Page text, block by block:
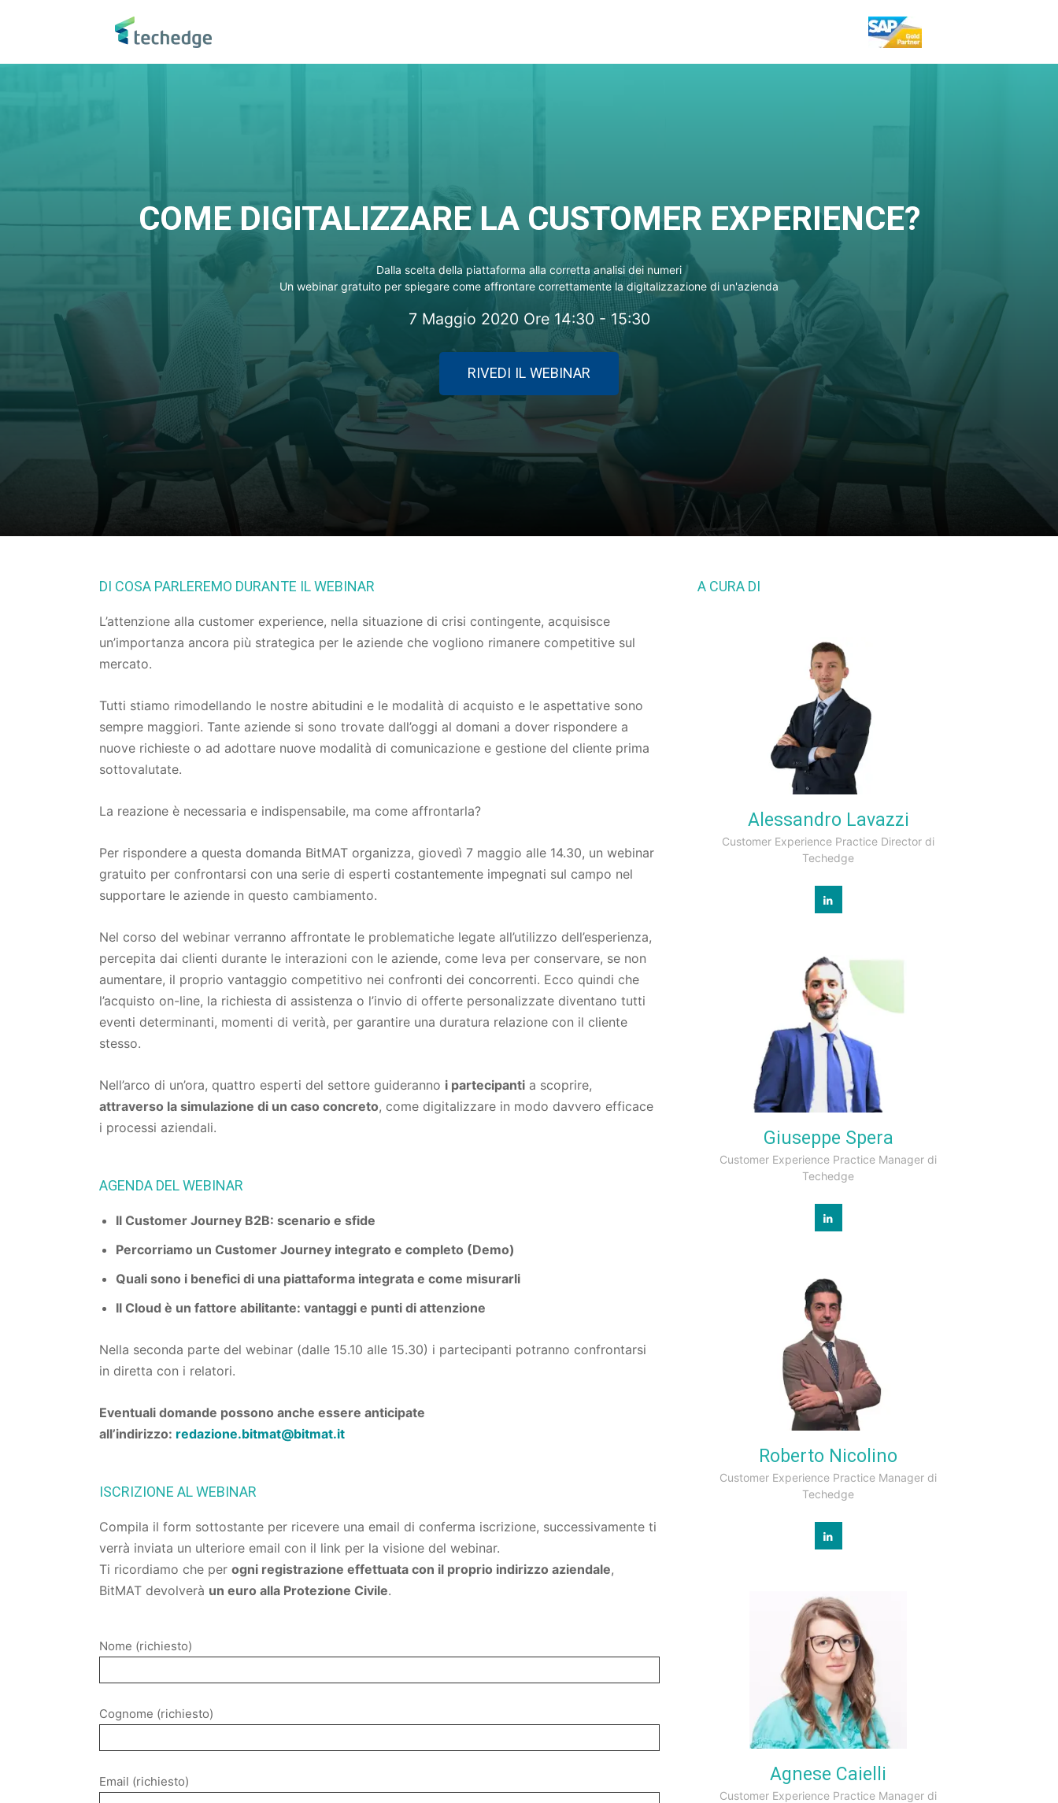
COME DIGITALIZZARE LA CUSTOMER EXPERIENCE?
Dalla scelta della piattaforma alla corretta analisi dei numeri
Un webinar gratuito per spiegare come affrontare correttamente la digitalizzazione di un'azienda
7 Maggio 2020 Ore 14:30 - 15:30
RIVEDI IL WEBINAR
DI COSA PARLEREMO DURANTE IL WEBINAR
L’attenzione alla customer experience, nella situazione di crisi contingente, acquisisce
un’importanza ancora più strategica per le aziende che vogliono rimanere competitive sul
mercato.
Tutti stiamo rimodellando le nostre abitudini e le modalità di acquisto e le aspettative sono
sempre maggiori. Tante aziende si sono trovate dall’oggi al domani a dover rispondere a
nuove richieste o ad adottare nuove modalità di comunicazione e gestione del cliente prima
sottovalutate.
La reazione è necessaria e indispensabile, ma come affrontarla?
Per rispondere a questa domanda BitMAT organizza, giovedì 7 maggio alle 14.30, un webinar
gratuito per confrontarsi con una serie di esperti costantemente impegnati sul campo nel
supportare le aziende in questo cambiamento.
Nel corso del webinar verranno affrontate le problematiche legate all’utilizzo dell’esperienza,
percepita dai clienti durante le interazioni con le aziende, come leva per conservare, se non
aumentare, il proprio vantaggio competitivo nei confronti dei concorrenti. Ecco quindi che
l’acquisto on-line, la richiesta di assistenza o l’invio di offerte personalizzate diventano tutti
eventi determinanti, momenti di verità, per garantire una duratura relazione con il cliente
stesso.
Nell’arco di un’ora, quattro esperti del settore guideranno i partecipanti a scoprire,
attraverso la simulazione di un caso concreto, come digitalizzare in modo davvero efficace
i processi aziendali.
AGENDA DEL WEBINAR
Il Customer Journey B2B: scenario e sfide
Percorriamo un Customer Journey integrato e completo (Demo)
Quali sono i benefici di una piattaforma integrata e come misurarli
Il Cloud è un fattore abilitante: vantaggi e punti di attenzione
Nella seconda parte del webinar (dalle 15.10 alle 15.30) i partecipanti potranno confrontarsi
in diretta con i relatori.
Eventuali domande possono anche essere anticipate
all’indirizzo: redazione.bitmat@bitmat.it
ISCRIZIONE AL WEBINAR
Compila il form sottostante per ricevere una email di conferma iscrizione, successivamente ti
verrà inviata un ulteriore email con il link per la visione del webinar.
Ti ricordiamo che per ogni registrazione effettuata con il proprio indirizzo aziendale,
BitMAT devolverà un euro alla Protezione Civile.
Nome (richiesto)
Cognome (richiesto)
Email (richiesto)
A CURA DI
Alessandro Lavazzi
Customer Experience Practice Director di
Techedge
Giuseppe Spera
Customer Experience Practice Manager di
Techedge
Roberto Nicolino
Customer Experience Practice Manager di
Techedge
Agnese Caielli
Customer Experience Practice Manager di